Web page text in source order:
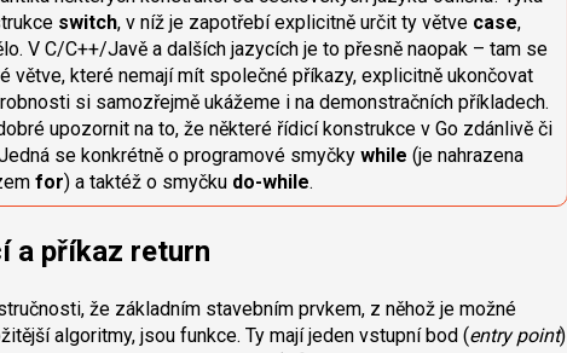
switch, v níž je zapotřebí explicitně určit ty větve case,
V C/C++/Javě a dalších jazycích je to přesně naopak – tam se
větve, které nemají mít společné příkazy, explicitně ukončovat
si samozřejmě ukážeme i na demonstračních příkladech.
upozornit na to, že některé řídicí konstrukce v Go zdánlivě či
se konkrétně o programové smyčky while (je nahrazena
for) a taktéž o smyčku do-while.
a příkaz return
že základním stavebním prvkem, z něhož je možné
algoritmy, jsou funkce. Ty mají jeden vstupní bod (entry point)